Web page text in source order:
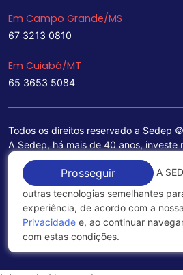
Em Campo Grande/MS
67 3213 0810
Em Cuiabá/MT
65 3653 5084
Todos os direitos reservado a Sedep
A Sedep, há mais de 40 anos, investe
treinamento de funcionários e na
ponta para a ampliação de seu
para a área jurídica, que contemplam
excelentes soluções empresariais.
Política de Privacidade
Prosseguir
A
outras tecnologias semelhantes
experiência, de acordo com a nossa
Privacidade e, ao continuar
com estas condições.